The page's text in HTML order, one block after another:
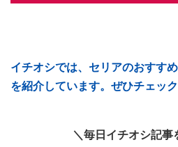
イチオシでは、セリアのおすす
を紹介しています。ぜひチェッ
＼毎日イチオシ記事